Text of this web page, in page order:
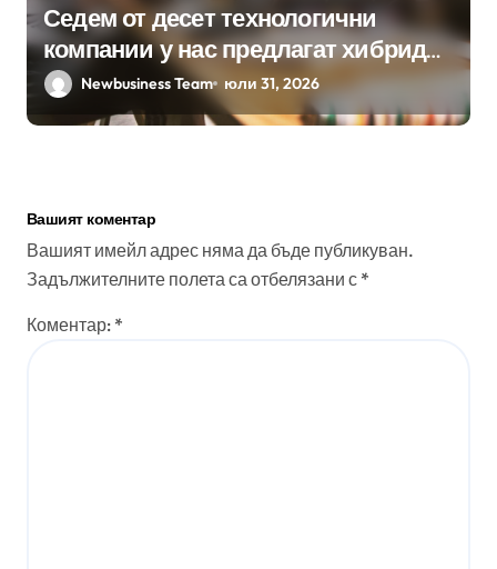
Седем от десет технологични
компании у нас предлагат хибридна
работаNewbusiness Team юли 31, 2026
Вашият коментар
Вашият имейл адрес няма да бъде публикуван.
Задължителните полета са отбелязани с *
Коментар: *